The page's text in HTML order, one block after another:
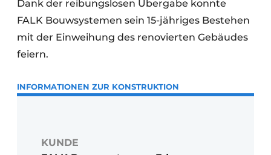
Dank der reibungslosen Übergabe konnte
FALK Bouwsystemen sein 15-jähriges Bestehen
mit der Einweihung des renovierten Gebäudes
feiern.
INFORMATIONEN ZUR KONSTRUKTION
KUNDE